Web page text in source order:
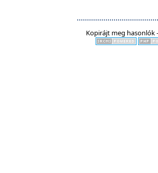
Kopirájt meg hasonlók